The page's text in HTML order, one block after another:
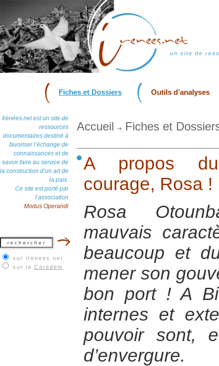
un site de
Fiches et Dossiers Outils d’analyses
Irénées.net est un site de
ressources
documentaires destiné à
favoriser l’échange de
connaissances et de
savoir faire au service de
la construction d’un art de
la paix.
Ce site est porté par
l’association
Modus Operandi
sur irenees.net
sur la Coredem
Accueil Fiches et
A propos
courage, Rosa !
Rosa
mauvais
beaucoup et
mener son
bon port ! A
internes et
pouvoir sont,
d’envergure.